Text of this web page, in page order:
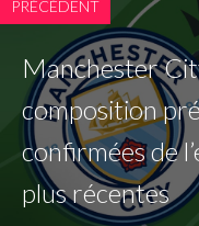
PRÉCÉDENT
Manchester
composition
confirmées de
plus récentes